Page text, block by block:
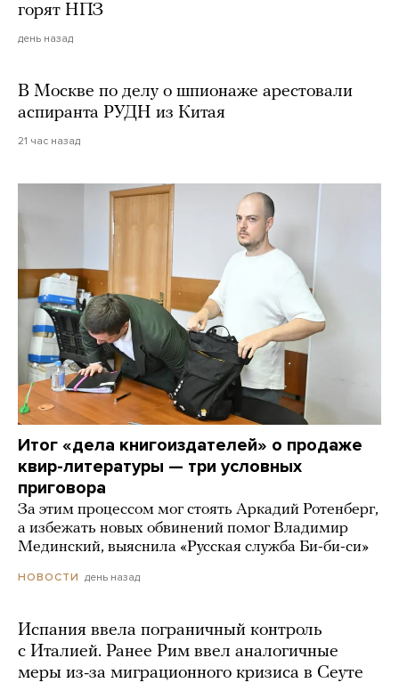
горят НПЗ
день назад
В Москве по делу о шпионаже арестовали
аспиранта РУДН из Китая
21 час назад
Итог «дела книгоиздателей» о продаже
квир-литературы — три условных
приговора
За этим процессом мог стоять Аркадий Ротенберг,
а избежать новых обвинений помог Владимир
Мединский, выяснила «Русская служба Би-би-си»
НОВОСТИ день назад
Испания ввела пограничный контроль
с Италией. Ранее Рим ввел аналогичные
меры из-за миграционного кризиса в Сеуте